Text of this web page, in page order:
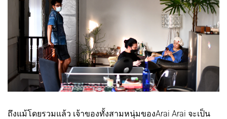
ถึงแม้โดยรวมแล้ว เจ้าของทั้งสามหนุ่มของArai Arai จะเป็น